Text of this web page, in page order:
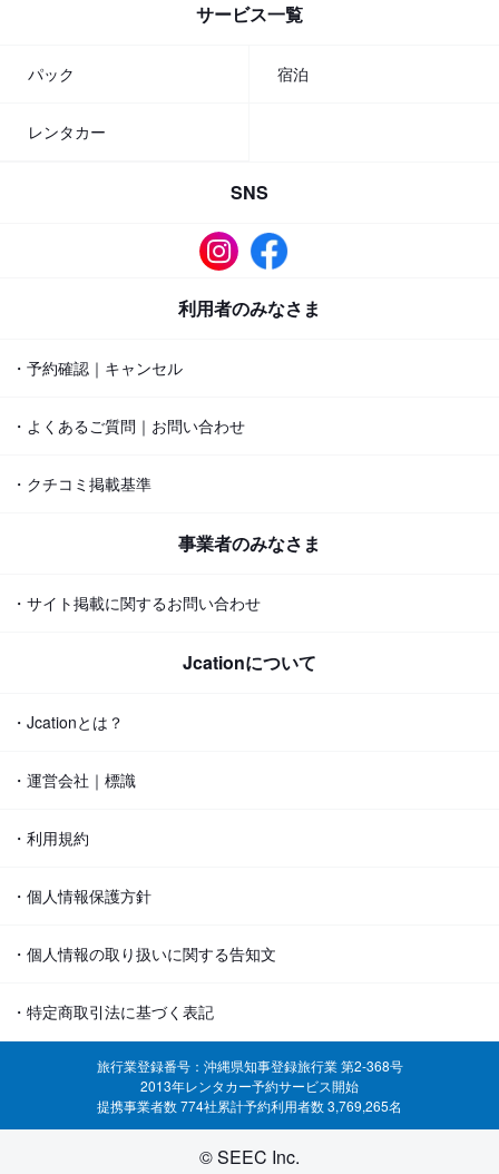
サービス一覧
パック 宿泊
レンタカー
SNS
利用者のみなさま
・予約確認｜キャンセル
・よくあるご質問｜お問い合わせ
・クチコミ掲載基準
事業者のみなさま
・サイト掲載に関するお問い合わせ
Jcationについて
・Jcationとは？
・運営会社｜標識
・利用規約
・個人情報保護方針
・個人情報の取り扱いに関する告知文
・特定商取引法に基づく表記
旅行業登録番号：沖縄県知事登録旅行業 第2-368号
2013年レンタカー予約サービス開始
提携事業者数 774社累計予約利用者数 3,769,265名
© SEEC Inc.